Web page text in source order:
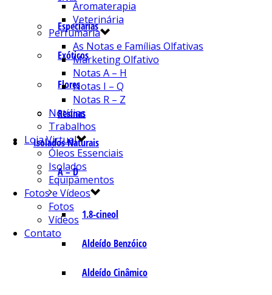
Especiarias
Exóticos
Flores
Resinas
Isolados Naturais
A – D
1.8-cineol
Aldeído Benzóico
Aldeído Cinâmico
Aromaterapia
Veterinária
Perfumaria
As Notas e Famílias Olfativas
Marketing Olfativo
Notas A – H
Notas I – Q
Notas R – Z
Notícias
Trabalhos
Loja Virtual
Óleos Essenciais
Isolados
Equipamentos
Fotos e Vídeos
Fotos
Vídeos
Contato